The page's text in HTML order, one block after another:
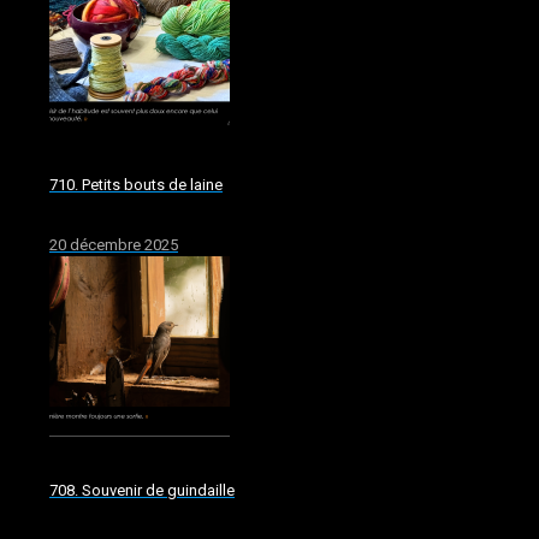
710. Petits bouts de laine
20 décembre 2025
708. Souvenir de guindaille